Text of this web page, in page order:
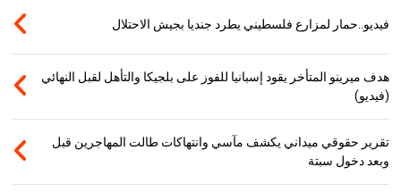
فيديو..حمار لمزارع فلسطيني يطرد جنديا بجيش الاحتلال
هدف ميرينو المتأخر يقود إسبانيا للفوز على بلجيكا والتأهل لقبل النهائي
(فيديو)
تقرير حقوقي ميداني يكشف مآسي وانتهاكات طالت المهاجرين قبل
وبعد دخول سبتة